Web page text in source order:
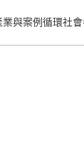
業與案例循環社會